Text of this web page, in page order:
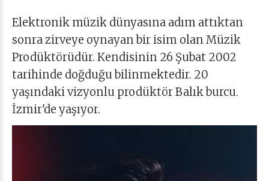
Elektronik müzik dünyasına adım attıktan
sonra zirveye oynayan bir isim olan Müzik
Prodüktörüdür. Kendisinin 26 Şubat 2002
tarihinde doğduğu bilinmektedir. 20
yaşındaki vizyonlu prodüktör Balık burcu.
İzmir'de yaşıyor.